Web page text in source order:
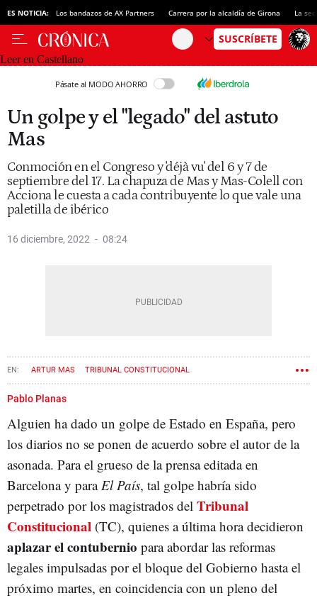
ES NOTICIA: Los bandazos de AX Partners Carrera por la alcaldía de Girona La
Leer en Castellano
Pásate al MODO AHORRO
Un golpe y el "legado" del astuto
Mas
Conmoción en el Congreso y 'déjà vu' del 6 y 7 de
septiembre del 17. La chapuza de Mas y Mas-Colell con
Acciona le cuesta a cada contribuyente lo que vale una
paletilla de ibérico
16 diciembre, 2022 08:24
ARTUR MAS TRIBUNAL CONSTITUCIONAL
CONGRESO DE LOS DIPUTADOS
Pablo Planas
Alguien ha dado un golpe de Estado en España, pero
los diarios no se ponen de acuerdo sobre el autor de la
asonada. Para el grueso de la prensa editada en
Barcelona y paraEl País, tal golpe habría sido
perpetrado por los magistrados del Tribunal
Constitucional (TC), quienes a última hora decidieron
aplazar el contubernio para abordar las reformas
legales impulsadas por el bloque del Gobierno hasta el
próximo martes, en coincidencia con un pleno del